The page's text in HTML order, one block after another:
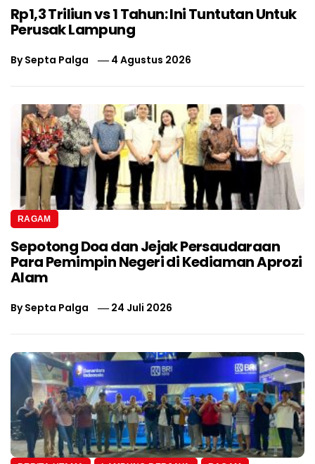
Rp1,3 Triliun vs 1 Tahun: Ini Tuntutan Untuk
Perusak Lampung
BySepta Palga 4 Agustus 2026
RAGAM
Sepotong Doa dan Jejak Persaudaraan
Para Pemimpin Negeri di Kediaman Aprozi
Alam
BySepta Palga 24 Juli 2026